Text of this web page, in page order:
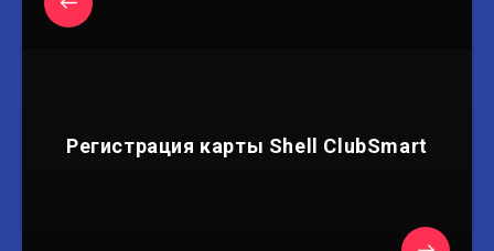
Регистрация карты Shell ClubSmart